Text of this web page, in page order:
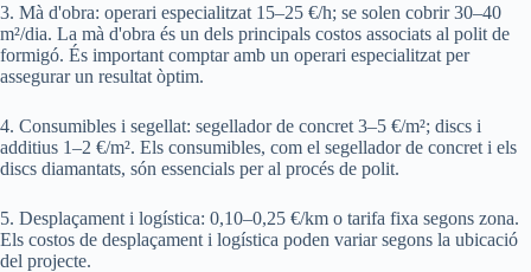
3. Mà d'obra: operari especialitzat 15–25 €/h; se solen cobrir 30–40
m²/dia. La mà d'obra és un dels principals costos associats al polit de
formigó. És important comptar amb un operari especialitzat per
assegurar un resultat òptim.
4. Consumibles i segellat: segellador de concret 3–5 €/m²; discs i
additius 1–2 €/m². Els consumibles, com el segellador de concret i els
discs diamantats, són essencials per al procés de polit.
5. Desplaçament i logística: 0,10–0,25 €/km o tarifa fixa segons zona.
Els costos de desplaçament i logística poden variar segons la ubicació
del projecte.